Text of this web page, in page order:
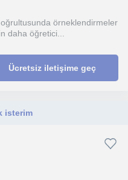
örneklendirmeler
daha öğretici...
Ücretsiz iletişime geç
isterim